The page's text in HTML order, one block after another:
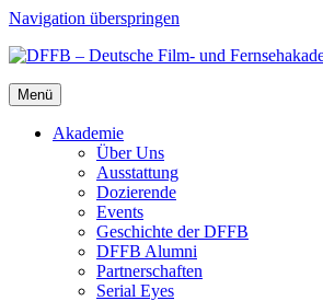
Navigation überspringen
Menü
Aka­de­mie
Über Uns
Aus­stat­tung
Dozie­ren­de
Events
Geschich­te der DFFB
DFFB Alum­ni
Part­ner­schaf­ten
Seri­al Eyes